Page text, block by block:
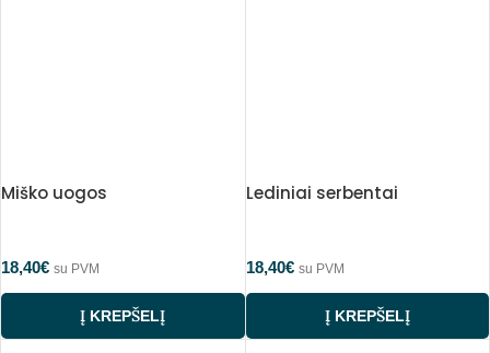
Miško uogos
18,40€ su PVM
Į KREPŠELĮ
Lediniai serbentai
18,40€ su PVM
Į KREPŠELĮ